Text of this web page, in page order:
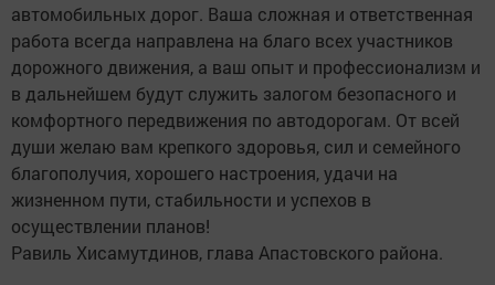
автомобильных дорог. Ваша сложная и ответственная
работа всегда направлена на благо всех участников
дорожного движения, а ваш опыт и профессионализм и
в дальнейшем будут служить залогом безопасного и
комфортного передвижения по автодорогам. От всей
души желаю вам крепкого здоровья, сил и семейного
благополучия, хорошего настроения, удачи на
жизненном пути, стабильности и успехов в
осуществлении планов!
Равиль Хисамутдинов, глава Апастовского района.